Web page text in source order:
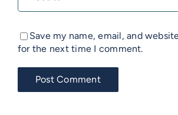
Save my name, email, and
for the next time I comment.